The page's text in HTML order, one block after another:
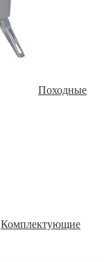
Походные
Комплектующие